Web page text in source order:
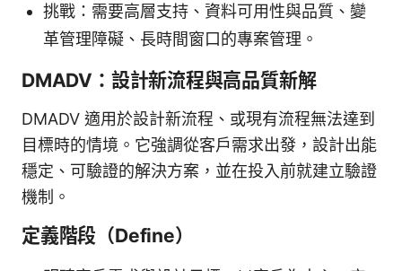
挑戰：需要高層支持、資料可用性與品質、變
革管理障礙、長時間窗口的專案管理。
DMADV：設計新流程與高品質新解
DMADV 適用於設計新流程、或現有流程無法達到
目標時的情境。它強調從客戶需求出發，設計出能
穩定、可驗證的解決方案，並在投入前就建立驗證
機制。
定義階段（Define）